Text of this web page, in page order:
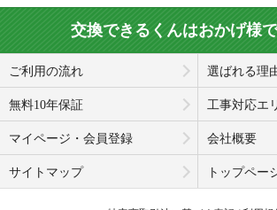
交換できるくんはおかげ様
ご利用の流れ 選ばれる理
無料10年保証 工事対応エ
マイページ・会員登録 会社概要
サイトマップ トップペー